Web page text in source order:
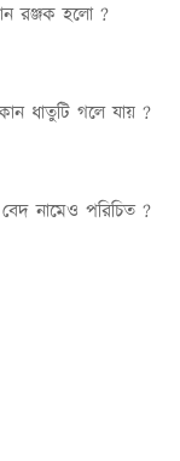
রঞ্জক হলো ?
ধাতুটি গলে যায় ?
নামেও পরিচিত ?